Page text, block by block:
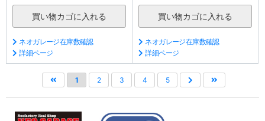
ネオガレージ在庫数確認
詳細ページ
ネオガレージ在庫数確認
詳細ページ
1 2 3 4 5